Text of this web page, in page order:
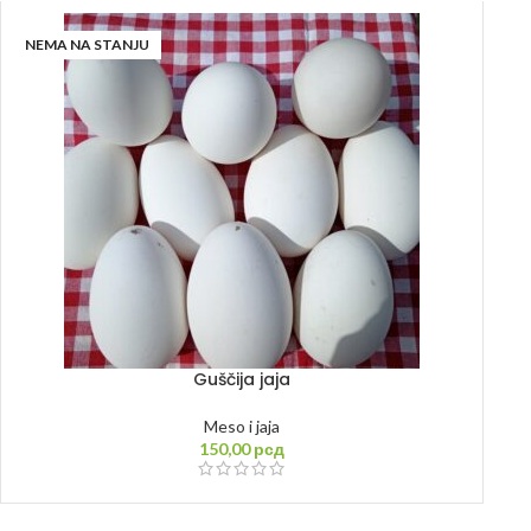
NEMA NA STANJU
Guščija jaja
Meso i jaja
150,00рсд